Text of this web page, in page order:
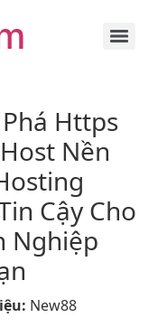
Https
Nền
Cậy Cho
Nghiệp
New88